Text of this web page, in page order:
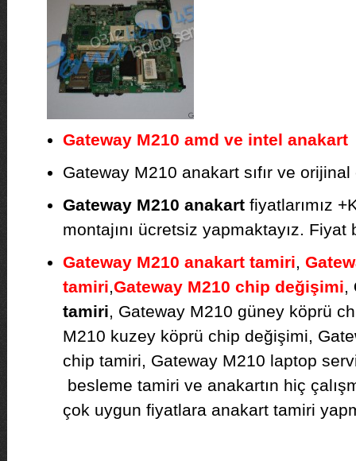
Gateway M210 amd ve intel anakart
Gateway M210 anakart sıfır ve
Gateway M210 anakartfiyatlarımız
montajını ücretsiz yapmaktayız. Fiyat
Gateway M210 anakart tamiri,
tamiri,Gateway M210 chip değişimi,
tamiri, Gateway M210 güney köprü
M210 kuzey köprü chip değişimi,
chip tamiri, Gateway M210 laptop
besleme tamiri ve anakartın hiç
çok uygun fiyatlara anakart tamiri